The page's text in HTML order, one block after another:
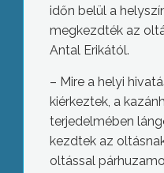
időn belül a
megkezdték az
Antal Erikától.
– Mire a helyi
kiérkeztek, a
terjedelmében
kezdtek az
oltással